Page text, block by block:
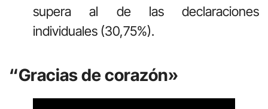
supera al de las declaraciones
individuales (30,75%).
“Gracias de corazón»